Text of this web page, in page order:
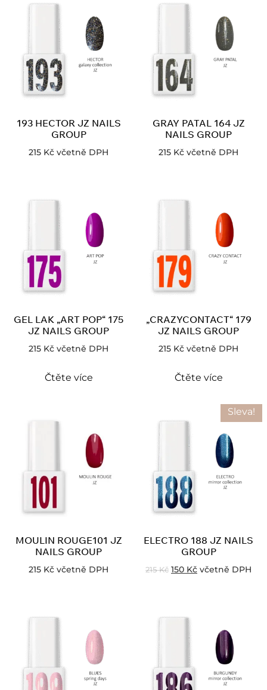
193 HECTOR JZ NAILS
GROUP
215 Kč včetně DPH
GRAY PATAL 164 JZ
NAILS GROUP
215 Kč včetně DPH
GEL LAK „ART POP“ 175
JZ NAILS GROUP
215 Kč včetně DPH
Čtěte více
„CRAZYCONTACT“ 179
JZ NAILS GROUP
215 Kč včetně DPH
Čtěte více
MOULIN ROUGE101 JZ
NAILS GROUP
215 Kč včetně DPH
Sleva!
ELECTRO 188 JZ NAILS
GROUP
215Kč 150 Kč včetně DPH